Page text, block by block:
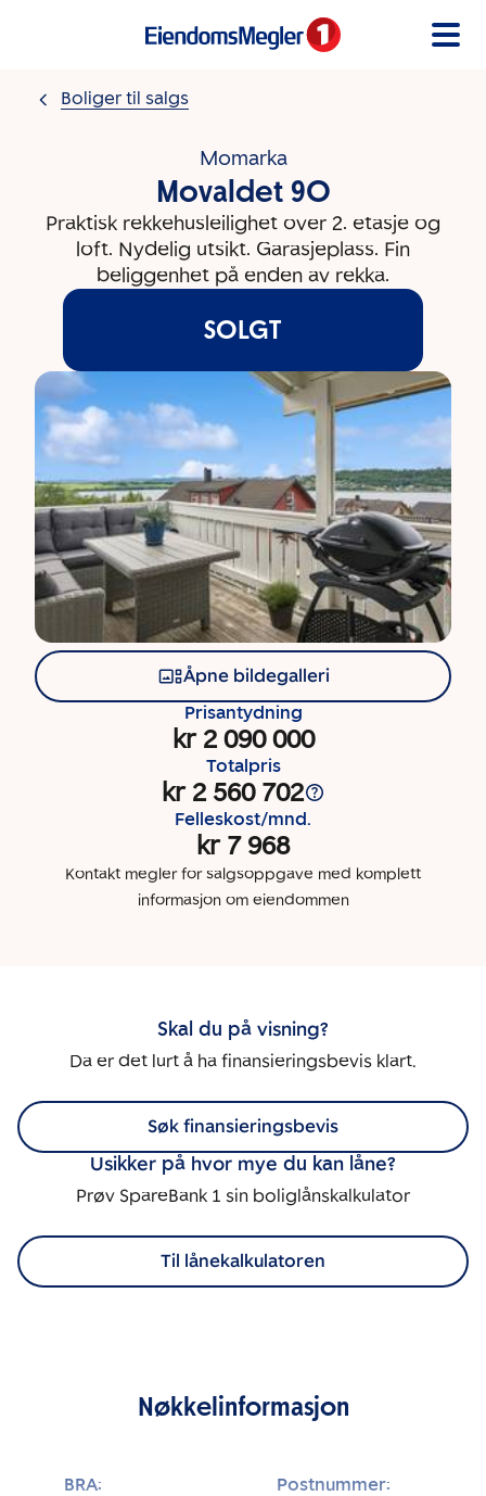
Boliger til salgs
Momarka
Movaldet 9O
Praktisk rekkehusleilighet over 2. etasje og
loft. Nydelig utsikt. Garasjeplass. Fin
beliggenhet på enden av rekka.
SOLGT
Åpne bildegalleri
Prisantydning
kr 2 090 000
Totalpris
kr 2 560 702
Felleskost/mnd.
kr 7 968
Kontakt megler for salgsoppgave med komplett
informasjon om eiendommen
Skal du på visning?
Da er det lurt å ha finansieringsbevis klart.
Søk finansieringsbevis
Usikker på hvor mye du kan låne?
Prøv SpareBank 1 sin boliglånskalkulator
Til lånekalkulatoren
Nøkkelinformasjon
BRA:
Postnummer: